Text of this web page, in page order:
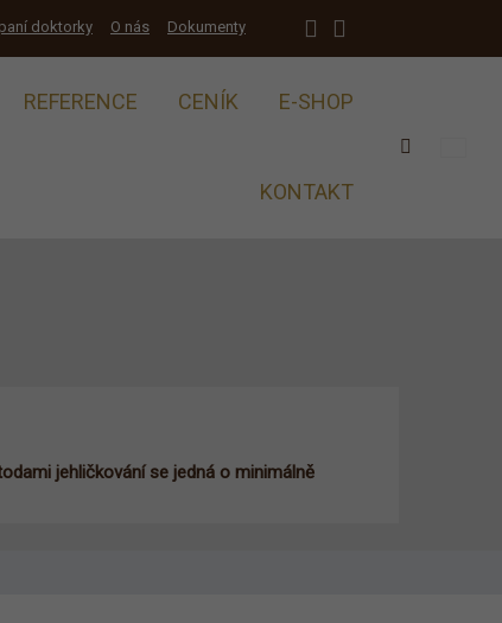
doktorky O nás Dokumenty
REFERENCE CENÍK E-SHOP
KONTAKT
jehličkování se jedná o minimálně